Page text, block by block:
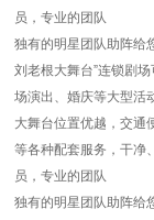
员，专业的团队
独有的明星团队助阵给
刘老根大舞台”连锁剧
场演出、婚庆等大型活
大舞台位置优越，交通
等各种配套服务，干净
员，专业的团队
独有的明星团队助阵给